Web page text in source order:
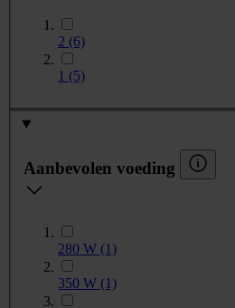
2 (6)
1 (5)
Aanbevolen voeding
280 W (1)
350 W (1)